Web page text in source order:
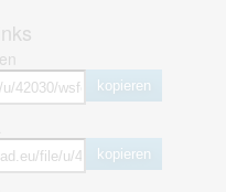
kopieren
kopieren